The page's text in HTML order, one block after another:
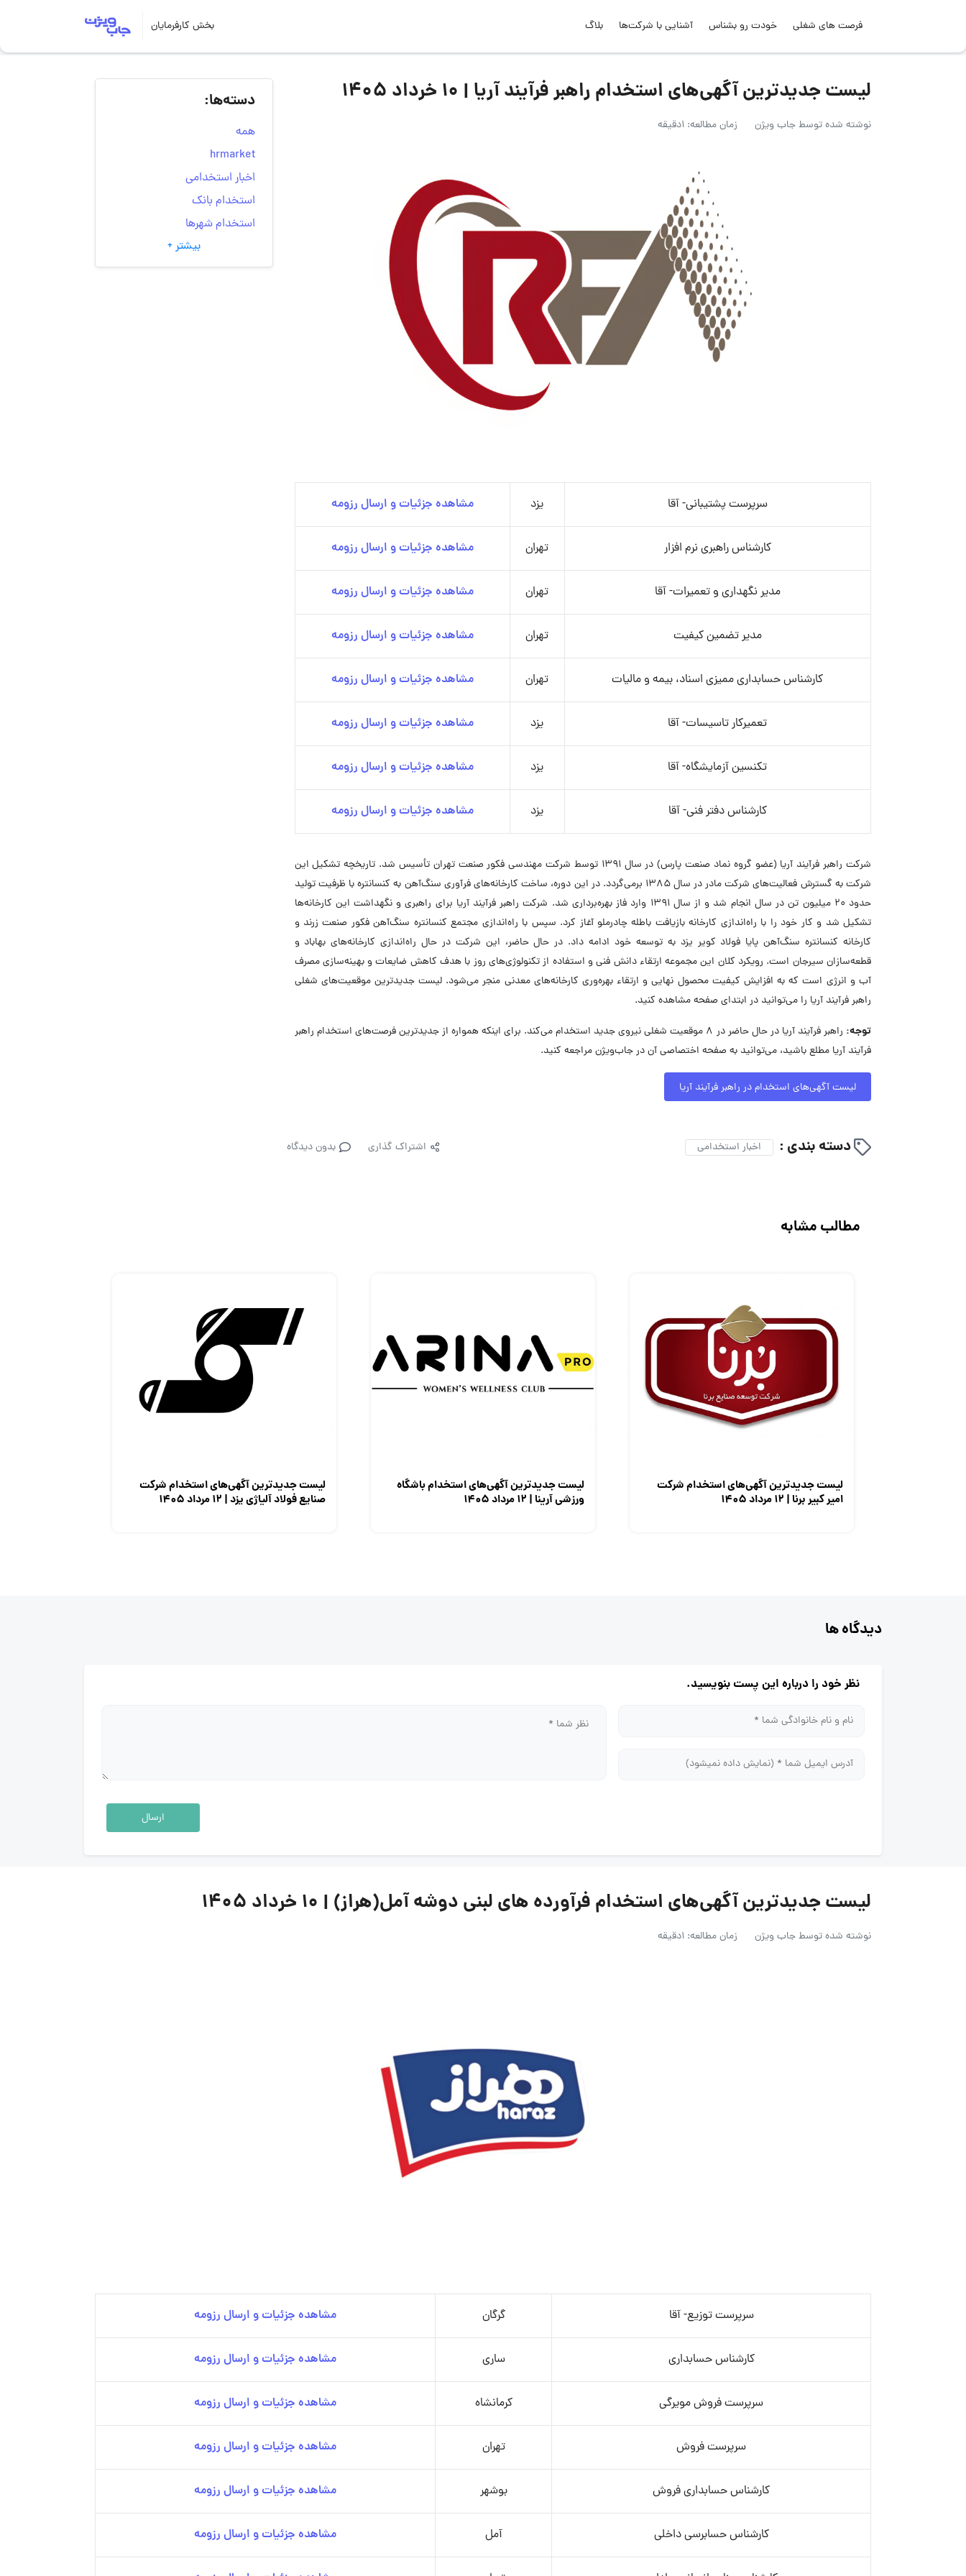
فرصت های شغلی خودت رو بشناس آشنایی با شرکت‌ها بلاگ بخش کارفرمایان
لیست جدیدترین آگهی‌های استخدام راهبر فرآیند آریا | ۱۰ خرداد ۱۴۰۵
نوشته شده توسطجاب ویژن زمان مطالعه: 1دقیقه
سرپرست پشتیبانی- آقا یزد مشاهده جزئیات و ارسال رزومه
کارشناس راهبری نرم افزار تهران مشاهده جزئیات و ارسال رزومه
مدیر نگهداری و تعمیرات- آقا تهران مشاهده جزئیات و ارسال رزومه
مدیر تضمین کیفیت تهران مشاهده جزئیات و ارسال رزومه
کارشناس حسابداری ممیزی اسناد، بیمه و مالیات تهران مشاهده جزئیات و ارسال رزومه
تعمیرکار تاسیسات- آقا یزد مشاهده جزئیات و ارسال رزومه
تکنسین آزمایشگاه- آقا یزد مشاهده جزئیات و ارسال رزومه
کارشناس دفتر فنی- آقا یزد مشاهده جزئیات و ارسال رزومه
شرکت راهبر فرآیند آریا (عضو گروه نماد صنعت پارس) در سال ۱۳۹۱ توسط شرکت مهندسی فکور صنعت تهران تأسیس شد. تاریخچه تشکیل این
شرکت به گسترش فعالیت‌های شرکت مادر در سال ۱۳۸۵ برمی‌گردد. در این دوره، ساخت کارخانه‌های فرآوری سنگ‌آهن به کنسانتره با ظرفیت تولید
حدود ۲۰ میلیون تن در سال انجام شد و از سال ۱۳۹۱ وارد فاز بهره‌برداری شد. شرکت راهبر فرآیند آریا برای راهبری و نگهداشت این کارخانه‌ها
تشکیل شد و کار خود را با راه‌اندازی کارخانه بازیافت باطله چادرملو آغاز کرد. سپس با راه‌اندازی مجتمع کنسانتره سنگ‌آهن فکور صنعت زرند و
کارخانه کنسانتره سنگ‌آهن پایا فولاد کویر یزد به توسعه خود ادامه داد. در حال حاضر، این شرکت در حال راه‌اندازی کارخانه‌های بهاباد و
قطعه‌سازان سیرجان است. رویکرد کلان این مجموعه ارتقاء دانش فنی و استفاده از تکنولوژی‌های روز با هدف کاهش ضایعات و بهینه‌سازی مصرف
آب و انرژی است که به افزایش کیفیت محصول نهایی و ارتقاء بهره‌وری کارخانه‌های معدنی منجر می‌شود. لیست جدیدترین موقعیت‌های شغلی
راهبر فرآیند آریا را می‌توانید در ابتدای صفحه مشاهده کنید.
توجه:
راهبر فرآیند آریا در حال حاضر در ۸ موقعیت شغلی نیروی جدید استخدام می‌کند. برای اینکه همواره از جدیدترین فرصت‌های استخدام راهبر
فرآیند آریا مطلع باشید، می‌توانید به صفحه اختصاصی آن در جاب‌ویژن مراجعه کنید.
لیست آگهی‌های استخدام در راهبر فرآیند آریا
دسته بندی : اخبار استخدامی اشتراک گذاری بدون دیدگاه
دسته‌ها:
همه
hrmarket
اخبار استخدامی
استخدام بانک
استخدام شهرها
انتخاب مسیر شغلی
به‌روزرسانی‌های سایت
بیشتر +
مطالب مشابه
لیست جدیدترین آگهی‌های استخدام شرکت
امیر کبیر برنا | ۱۲ مرداد ۱۴۰۵
لیست جدیدترین آگهی‌های استخدام باشگاه
ورزشی آرینا | ۱۲ مرداد ۱۴۰۵
لیست جدیدترین آگهی‌های استخدام شرکت
صنایع فولاد آلیاژی یزد | ۱۲ مرداد ۱۴۰۵
دیدگاه ها
نظر خود را درباره این پست بنویسید.
ارسال
لیست جدیدترین آگهی‌های استخدام فرآورده های لبنی دوشه آمل(هراز) | ۱۰ خرداد ۱۴۰۵
نوشته شده توسطجاب ویژن زمان مطالعه: 1دقیقه
سرپرست توزیع- آقا گرگان مشاهده جزئیات و ارسال رزومه
کارشناس حسابداری ساری مشاهده جزئیات و ارسال رزومه
سرپرست فروش مویرگی کرمانشاه مشاهده جزئیات و ارسال رزومه
سرپرست فروش تهران مشاهده جزئیات و ارسال رزومه
کارشناس حسابداری فروش بوشهر مشاهده جزئیات و ارسال رزومه
کارشناس حسابرسی داخلی آمل مشاهده جزئیات و ارسال رزومه